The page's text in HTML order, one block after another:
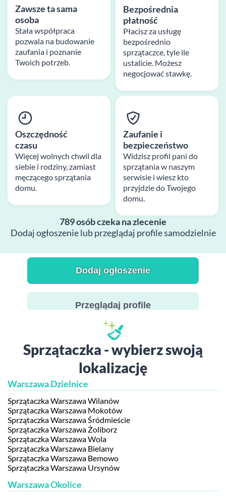
Zawsze ta sama
osoba
Stała współpraca
pozwala na budowanie
zaufania i poznanie
Twoich potrzeb.
Oszczędność
czasu
Więcej wolnych chwil dla
siebie i rodziny, zamiast
męczącego sprzątania
domu.
Bezpośrednia
płatność
Płacisz za usługę
bezpośrednio
sprzątaczce, tyle ile
ustalicie. Możesz
negocjować stawkę.
Zaufanie i
bezpieczeństwo
Widzisz profil pani do
sprzątania w naszym
serwisie i wiesz kto
przyjdzie do Twojego
domu.
789 osób czeka na zlecenie
Dodaj ogłoszenie lub przeglądaj profile samodzielnie
Dodaj ogłoszenie
Przeglądaj profile
Sprzątaczka - wybierz swoją
lokalizację
Warszawa Dzielnice
Sprzątaczka Warszawa Wilanów
Sprzątaczka Warszawa Mokotów
Sprzątaczka Warszawa Śródmieście
Sprzątaczka Warszawa Żoliborz
Sprzątaczka Warszawa Wola
Sprzątaczka Warszawa Bielany
Sprzątaczka Warszawa Bemowo
Sprzątaczka Warszawa Ursynów
Warszawa Okolice